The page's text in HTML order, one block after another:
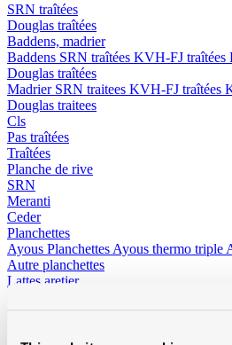
SRN traîtées
Douglas traîtées
Baddens, madrier
Baddens SRN traîtées KVH-FJ traîtées
Douglas traîtées
Madrier SRN traitees KVH-FJ traîtées
Douglas traitees
Cls
Pas traîtées
Traîtées
Planche de rive
SRN
Meranti
Ceder
Planchettes
Ayous Planchettes Ayous thermo triple
Autre planchettes
Lattes aretier
OSB